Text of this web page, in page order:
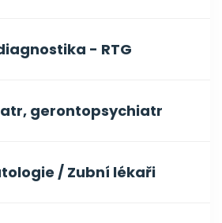
- RTG
gerontopsychiatr
/ Zubní lékaři